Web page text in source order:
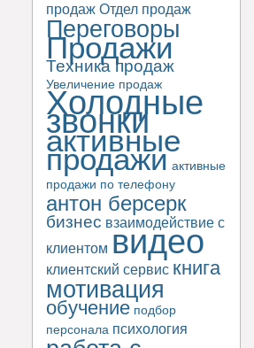
продаж Отдел продаж
Переговоры
Продажи
Техника продаж
Увеличение продаж
Холодные
звонки
активные
продажи активные
продажи по телефону
антон берсерк
бизнес взаимодействие с
клиентом видео
клиентский сервис книга
мотивация
обучение подбор
персонала психология